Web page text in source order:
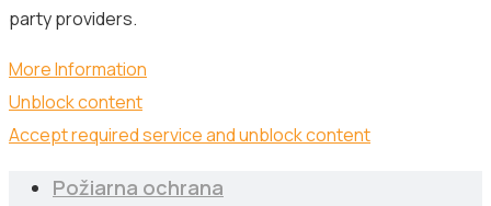
party providers.
More Information
Unblock content
Accept required service and unblock content
Požiarna ochrana